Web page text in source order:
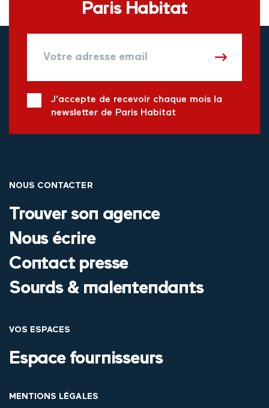
Paris Habitat
J’accepte de recevoir chaque mois la
newsletter de Paris Habitat
NOUS CONTACTER
Trouver son agence
Nous écrire
Contact presse
Sourds & malentendants
VOS ESPACES
Espace fournisseurs
MENTIONS LÉGALES